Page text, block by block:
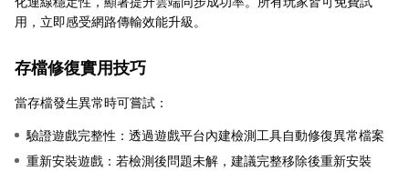
用，立即感受網路傳輸效能升級。
存檔修復實用技巧
當存檔發生異常時可嘗試：
驗證遊戲完整性：透過遊戲平台內建檢測工具自動修復異常檔案
重新安裝遊戲：若檢測後問題未解，建議完整移除後重新安裝